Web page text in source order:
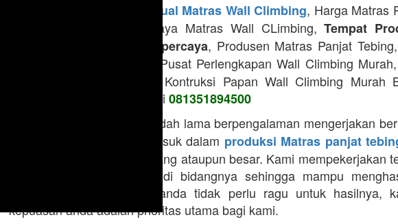
Jual Matras Wall Climbing, Harga Matras
Tebing Murah, Rincian Biaya Matras Wall CLimbing,Tempat
Matras Wall Climbing Terpercaya, Produsen Matras Panjat Tebing,
, Pusat Perlengkapan Wall Climbing
Pembuatan dan Renovasi Kontruksi Papan Wall Climbing Murah
Berkualitas, Hubungi kami di 081351894500
sudah lama berpengalaman mengerjakan
proyek Wall Climbing termasuk dalam produksi Matras panjat
baik dalam skala kecil, sedang ataupun besar. Kami mempekerjakan
ahli yang berpengalaman di bidangnya sehingga mampu
karya-karya terbaik. Jadi anda tidak perlu ragu untuk hasilnya,
kepuasan anda adalah prioritas utama bagi kami.